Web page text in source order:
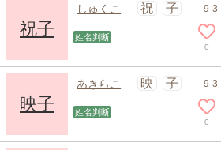
祝子
しゅくこ 祝 子 9-3
姓名判断
0
映子
あきらこ 映 子 9-3
姓名判断
0